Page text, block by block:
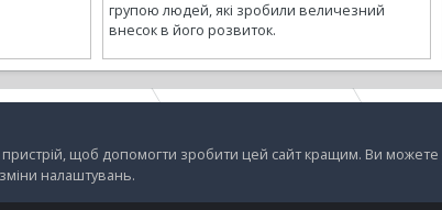
групою людей, які зробили величезний
внесок в його розвиток.
щоб допомогти зробити цей сайт кращим. Ви можете
налаштувань.